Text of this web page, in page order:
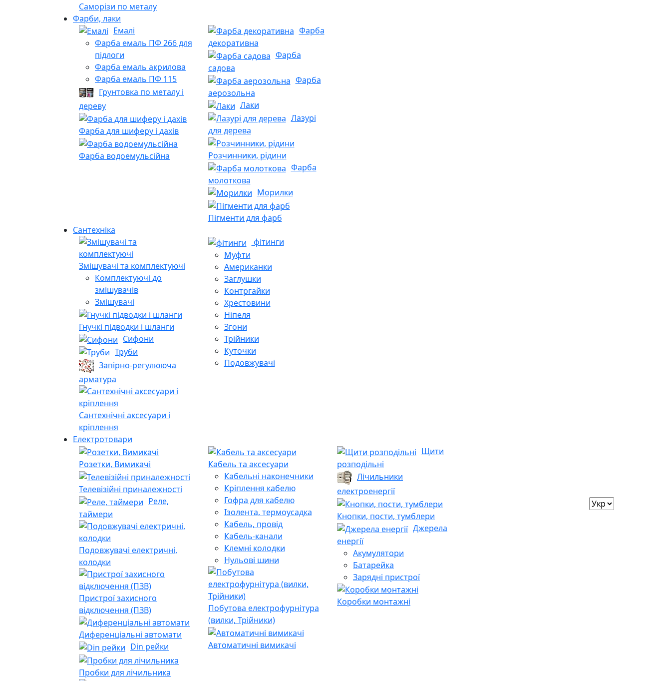
Саморізи по металу
Фарби, лаки
Емалі
Фарба емаль ПФ 266 для
підлоги
Фарба емаль акрилова
Фарба емаль ПФ 115
Грунтовка по металу і
дереву
Фарба для шиферу і дахів
Фарба водоемульсійна
Фарба
декоративна
Фарба
садова
Фарба
аерозольна
Лаки
Лазурі
для дерева
Розчинники, рідини
Фарба
молоткова
Морилки
Пігменти для фарб
Сантехніка
Змішувачі та комплектуючі
Комплектуючі до
змішувачів
Змішувачі
Гнучкі підводки і шланги
Сифони
Труби
Запірно-регулююча
арматура
Сантехнічні аксесуари і
кріплення
фітинги
Муфти
Американки
Заглушки
Контргайки
Хрестовини
Ніпеля
Згони
Трійники
Куточки
Подовжувачі
Електротовари
Розетки, Вимикачі
Телевізійні приналежності
Реле,
таймери
Подовжувачі електричні,
колодки
Пристрої захисного
відключення (ПЗВ)
Диференціальні автомати
Din рейки
Пробки для лічильника
Кабель та аксесуари
Кабельні наконечники
Кріплення кабелю
Гофра для кабелю
Ізолента, термоусадка
Кабель, провід
Кабель-канали
Клемні колодки
Нульові шини
Побутова електрофурнітура
(вилки, Трійники)
Автоматичні вимикачі
Щити
розподільні
Лічильники
електроенергії
Кнопки, пости, тумблери
Джерела
енергії
Акумулятори
Батарейка
Зарядні пристрої
Коробки монтажні